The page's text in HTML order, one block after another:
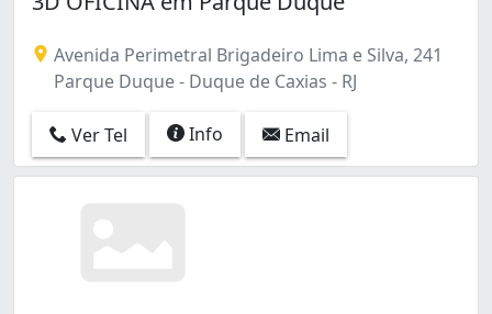
Graças (1)
Jardim Barro Branco (1)
Jardim Gramacho (11)
Jardim Primavera (4)
Jardim Vinte e Cinco de Agosto (10)
Mantiquira (2)
Avenida Perimetral Brigadeiro Lima e Silva, 241
Parque Duque - Duque de Caxias - RJ
Ver Tel Info Email